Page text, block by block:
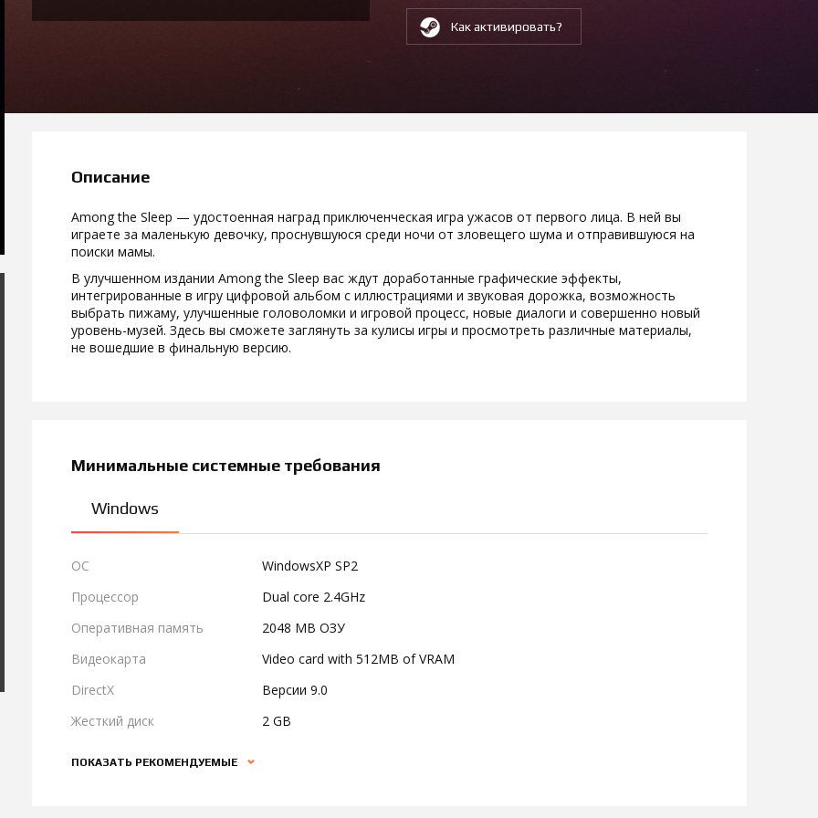
Как активировать?
Описание
Among the Sleep — удостоенная наград приключенческая игра ужасов от первого лица. В ней вы
играете за маленькую девочку, проснувшуюся среди ночи от зловещего шума и отправившуюся на
поиски мамы.
В улучшенном издании Among the Sleep вас ждут доработанные графические эффекты,
интегрированные в игру цифровой альбом с иллюстрациями и звуковая дорожка, возможность
выбрать пижаму, улучшенные головоломки и игровой процесс, новые диалоги и совершенно новый
уровень-музей. Здесь вы сможете заглянуть за кулисы игры и просмотреть различные материалы,
не вошедшие в финальную версию.
Минимальные системные требования
Windows
ОС
WindowsXP SP2
Процессор
Dual core 2.4GHz
Оперативная память
2048 MB ОЗУ
Видеокарта
Video card with 512MB of VRAM
DirectX
Версии 9.0
Жесткий диск
2 GB
ПОКАЗАТЬ РЕКОМЕНДУЕМЫЕ